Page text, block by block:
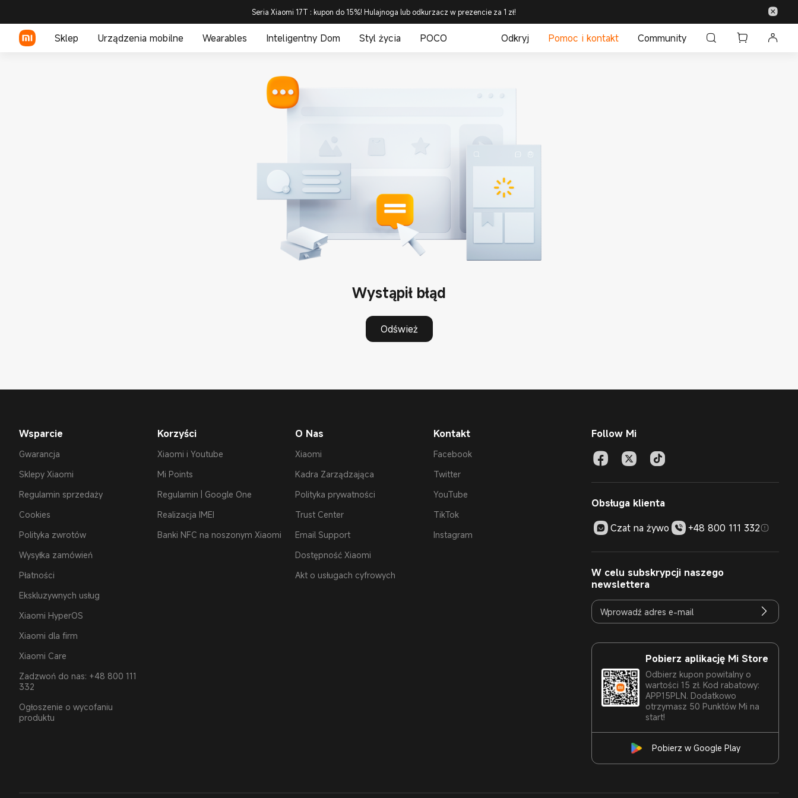
Seria Xiaomi 17T : kupon do 15%! Hulajnoga lub odkurzacz w prezencie za 1 zł!
Sklep Urządzenia mobilne Wearables Inteligentny Dom Styl życia POCO Odkryj Pomoc i kontakt Community
Wystąpił błąd
Odśwież
Wsparcie
Gwarancja
Sklepy Xiaomi
Regulamin sprzedaży
Cookies
Polityka zwrotów
Wysyłka zamówień
Płatności
Ekskluzywnych usług
Xiaomi HyperOS
Xiaomi dla firm
Xiaomi Care
Zadzwoń do nas: +48 800 111
332
Ogłoszenie o wycofaniu
produktu
Korzyści
Xiaomi i Youtube
Mi Points
Regulamin | Google One
Realizacja IMEI
Banki NFC na noszonym Xiaomi
O Nas
Xiaomi
Kadra Zarządzająca
Polityka prywatności
Trust Center
Email Support
Dostępność Xiaomi
Akt o usługach cyfrowych
Kontakt
Facebook
Twitter
YouTube
TikTok
Instagram
Follow Mi
Obsługa klienta
Czat na żywo
+48 800 111 332
W celu subskrypcji naszego
newslettera
Pobierz aplikację Mi Store
Odbierz kupon powitalny o
wartości 15 zł. Kod rabatowy:
APP15PLN. Dodatkowo
otrzymasz 50 Punktów Mi na
start!
Pobierz w Google Play